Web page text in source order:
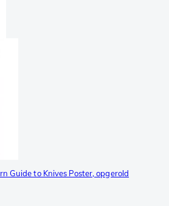
Guide to Knives Poster, opgerold